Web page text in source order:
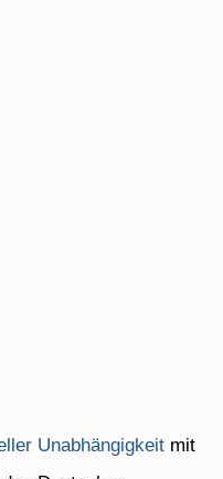
Unabhängigkeit mit